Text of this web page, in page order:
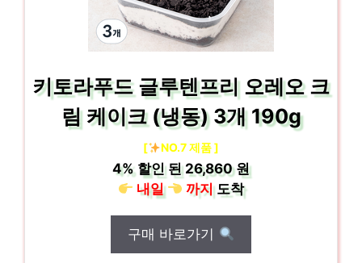
키토라푸드 글루텐프리 오레오 크
림 케이크 (냉동) 3개 190g
[ NO.7 제품 ]
4%할인 된26,860 원
내일
까지도착
구매 바로가기